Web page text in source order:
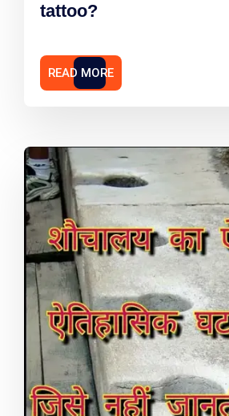
tattoo?
READ MORE